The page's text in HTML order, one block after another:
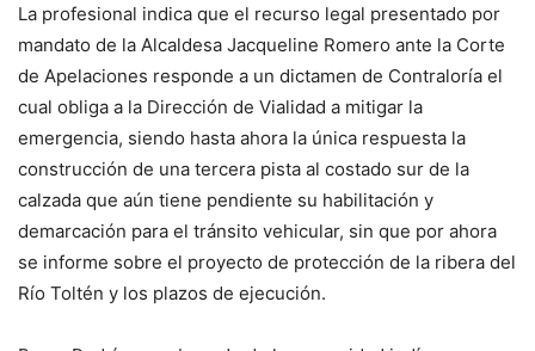
La profesional indica que el recurso legal presentado por
mandato de la Alcaldesa Jacqueline Romero ante la Corte
de Apelaciones responde a un dictamen de Contraloría el
cual obliga a la Dirección de Vialidad a mitigar la
emergencia, siendo hasta ahora la única respuesta la
construcción de una tercera pista al costado sur de la
calzada que aún tiene pendiente su habilitación y
demarcación para el tránsito vehicular, sin que por ahora
se informe sobre el proyecto de protección de la ribera del
Río Toltén y los plazos de ejecución.